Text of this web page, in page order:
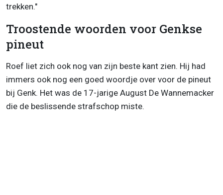
trekken."
Troostende woorden voor Genkse
pineut
Roef liet zich ook nog van zijn beste kant zien. Hij had
immers ook nog een goed woordje over voor de pineut
bij Genk. Het was de 17-jarige August De Wannemacker
die de beslissende strafschop miste.